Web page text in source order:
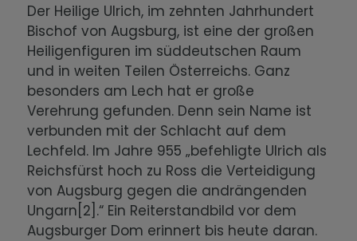
Der Heilige Ulrich, im zehnten Jahrhundert
Bischof von Augsburg, ist eine der großen
Heiligenfiguren im süddeutschen Raum
und in weiten Teilen Österreichs. Ganz
besonders am Lech hat er große
Verehrung gefunden. Denn sein Name ist
verbunden mit der Schlacht auf dem
Lechfeld. Im Jahre 955 „befehligte Ulrich als
Reichsfürst hoch zu Ross die Verteidigung
von Augsburg gegen die andrängenden
Ungarn[2].“ Ein Reiterstandbild vor dem
Augsburger Dom erinnert bis heute daran.